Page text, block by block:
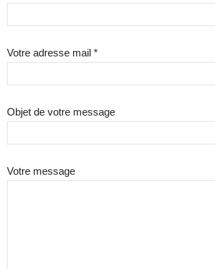
Votre adresse mail *
Objet de votre message
Votre message